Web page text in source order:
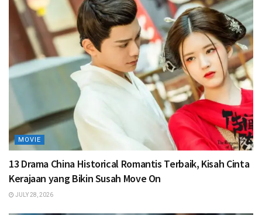
MOVIE
13 Drama China Historical Romantis Terbaik, Kisah Cinta
Kerajaan yang Bikin Susah Move On
JULY 28, 2026